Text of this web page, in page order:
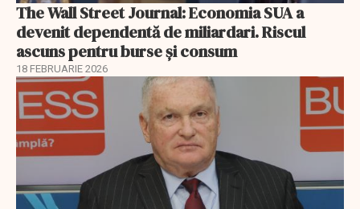
The Wall Street Journal: Economia SUA a
devenit dependentă de miliardari. Riscul
ascuns pentru burse și consum
18 FEBRUARIE 2026
EXCLUSIV